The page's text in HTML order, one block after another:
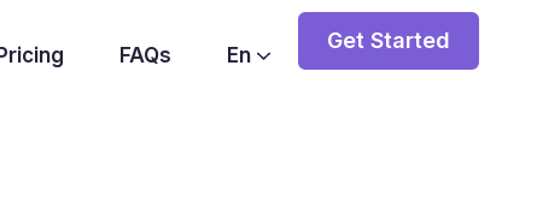
Pricing FAQs En
Get Started